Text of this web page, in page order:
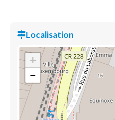
Localisation
+
−